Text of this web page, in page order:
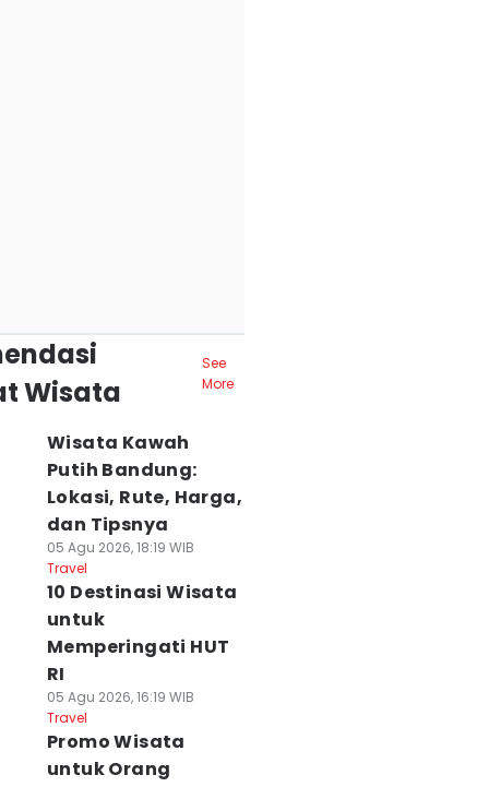
Wisata
See
More
Wisata Kawah
Putih Bandung:
Lokasi, Rute, Harga,
dan Tipsnya
05 Agu 2026, 18:19 WIB
Travel
10 Destinasi Wisata
untuk
Memperingati HUT
RI
05 Agu 2026, 16:19 WIB
Travel
Promo Wisata
untuk Orang